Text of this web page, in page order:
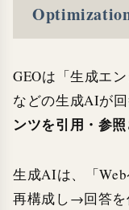
Optimization
GEOは「生成エ
などの生成AIが回
ンツを引用・参
生成AIは、「
再構成し→回答を